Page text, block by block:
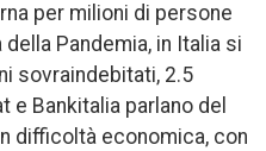
per milioni di persone
Pandemia, in Italia si
sovraindebitati, 2.5
e Bankitalia parlano del
difficoltà economica, con